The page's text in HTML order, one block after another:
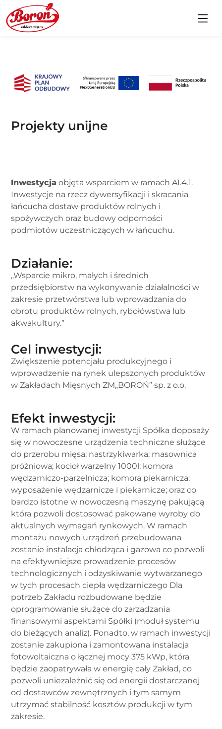
Projekty unijne
Inwestycja objęta wsparciem w ramach A1.4.1.
Inwestycje na rzecz dywersyfikacji i skracania
łańcucha dostaw produktów rolnych i
spożywczych oraz budowy odporności
podmiotów uczestniczących w łańcuchu.
Działanie:
„Wsparcie mikro, małych i średnich
przedsiębiorstw na wykonywanie działalności w
zakresie przetwórstwa lub wprowadzania do
obrotu produktów rolnych, rybołówstwa lub
akwakultury.”
Cel inwestycji:
Zwiększenie potencjału produkcyjnego i
wprowadzenie na rynek ulepszonych produktów
w Zakładach Mięsnych ZM„BOROŃ” sp. z o.o.
Efekt inwestycji:
W ramach planowanej inwestycji Spółka doposaży
się w nowoczesne urządzenia techniczne służące
do przerobu mięsa: nastrzykiwarka; masownica
próżniowa; kocioł warzelny 1000l; komora
wędzarniczo-parzelnicza; komora piekarnicza;
wyposażenie wędzarnicze i piekarnicze; oraz co
bardzo istotne w nowoczesną maszynę pakującą
która pozwoli dostosować pakowane wyroby do
aktualnych wymagań rynkowych. W ramach
montażu nowych urządzeń przebudowana
zostanie instalacja chłodząca i gazowa co pozwoli
na efektywniejsze prowadzenie procesów
technologicznych i odzyskiwanie wytwarzanego
w tych procesach ciepła wędzarniczego Dla
potrzeb Zakładu rozbudowane będzie
oprogramowanie służące do zarzadzania
finansowymi aspektami Spółki (moduł systemu
do bieżących analiz). Ponadto, w ramach inwestycji
zostanie zakupiona i zamontowana instalacja
fotowoltaiczna o łącznej mocy 375 kWp, która
będzie zaopatrywała w energię cały Zakład, co
pozwoli uniezależnić się od energii dostarczanej
od dostawców zewnętrznych i tym samym
utrzymać stabilność kosztów produkcji w tym
zakresie.